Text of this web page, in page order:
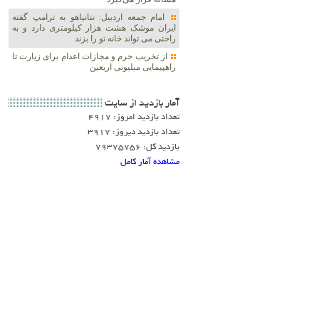
امام جمعه اردبیل: نتانیاهو به ترامپ گفته
ایران موشک هشت هزار کیلومتری دارد و به
راحتی می تواند خانه تو را بزند
از تخریب حرم و مجازات اعدام برای زیارت تا
راهپیمایی میلیونی اربعین
آمار بازديد از سايت
تعداد بازدید امروز: 4917
تعداد بازدید دیروز: 3917
بازدید کل: 79375756
مشاهده آمار کامل